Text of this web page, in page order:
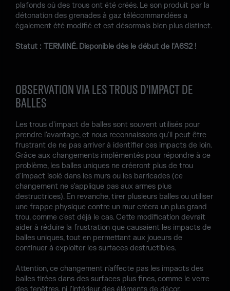
plafonds où des trous ont été créés. Le son produit par la
détonation des grenades à gaz télécommandées a
également été modifié et est désormais bien plus distinct.
Statut : TERMINÉ. Disponible dès le début de l'A6S2 !
OBSERVATION VIA LES TROUS D'IMPACT DE
BALLES
Les trous d'impact de balles sont souvent utilisés pour
prendre l'avantage, et nous reconnaissons qu'il peut être
frustrant de ne pas arriver à identifier ces impacts de loin.
Grâce aux changements implémentés pour répondre à ce
problème, les balles uniques ne créeront plus de trou
d'impact isolé dans les murs ou les barricades (ce
changement ne s'applique pas aux armes plus
destructrices). En revanche, tirer plusieurs balles ou utiliser
une frappe physique contre un mur créera un plus grand
trou, comme c'est déjà le cas. Cette modification devrait
aider à réduire la frustration que causaient les impacts de
balles uniques, tout en permettant aux joueurs de
continuer à exploiter les surfaces destructibles.
Attention, ce changement n'affecte pas les impacts des
balles tirées dans des surfaces plus fines, comme le verre
des fenêtres, ni l'intérieur des éléments de décor.